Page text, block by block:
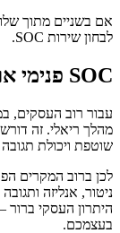
אם בשניים מתוך
לבחון שירות SOC.
SOC פנימי או SOC כשירות
מהלך ריאלי. זה
שוטפת ויכולת
לכן ברוב המקרים
ניטור, אנליזה
היתרון העסקי ברור
בעצמכם.